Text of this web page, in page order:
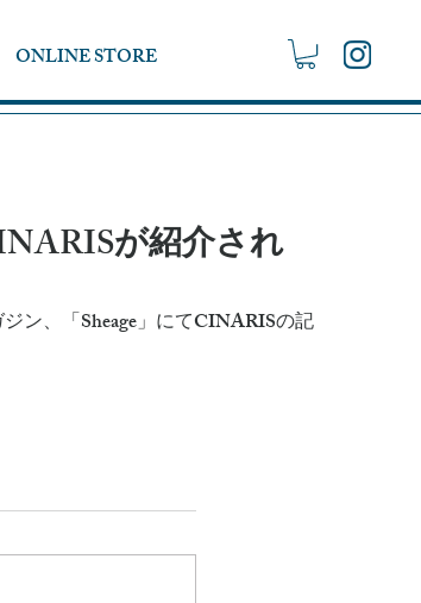
ONLINE STORE
が紹介され
ン、「Sheage」にてCINARISの記